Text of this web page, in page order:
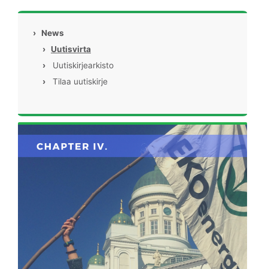
›
News
›
Uutisvirta
›
Uutiskirjearkisto
›
Tilaa uutiskirje